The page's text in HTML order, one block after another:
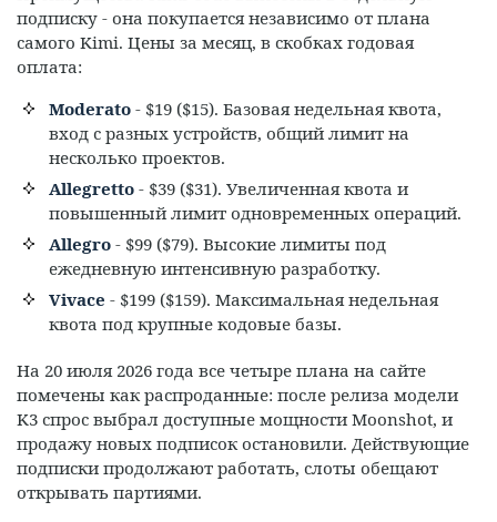
подписку - она покупается независимо от плана
самого Kimi. Цены за месяц, в скобках годовая
оплата:
Moderato - $19 ($15). Базовая недельная квота,
вход с разных устройств, общий лимит на
несколько проектов.
Allegretto - $39 ($31). Увеличенная квота и
повышенный лимит одновременных операций.
Allegro - $99 ($79). Высокие лимиты под
ежедневную интенсивную разработку.
Vivace - $199 ($159). Максимальная недельная
квота под крупные кодовые базы.
На 20 июля 2026 года все четыре плана на сайте
помечены как распроданные: после релиза модели
K3 спрос выбрал доступные мощности Moonshot, и
продажу новых подписок остановили. Действующие
подписки продолжают работать, слоты обещают
открывать партиями.